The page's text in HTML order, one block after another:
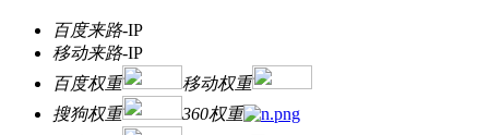
百度来路-IP
移动来路-IP
百度权重
移动权重
搜狗权重
360权重